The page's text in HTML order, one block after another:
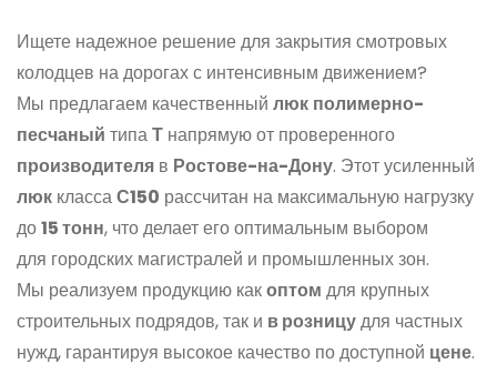
Ищете надежное решение для закрытия смотровых
колодцев на дорогах с интенсивным движением?
Мы предлагаем качественный люк полимерно-
песчаный типаТ напрямую от проверенного
производителя в Ростове-на-Дону. Этот усиленный
люк классаС150 рассчитан на максимальную нагрузку
до15 тонн, что делает его оптимальным выбором
для городских магистралей и промышленных зон.
Мы реализуем продукцию какоптом для крупных
строительных подрядов, так и в розницудля частных
нужд, гарантируя высокое качество по доступной цене.